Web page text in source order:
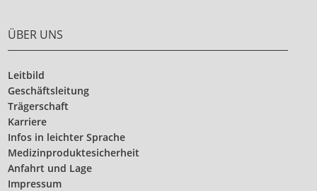
ÜBER UNS
Leitbild
Geschäftsleitung
Trägerschaft
Karriere
Infos in leichter Sprache
Medizinproduktesicherheit
Anfahrt und Lage
Impressum